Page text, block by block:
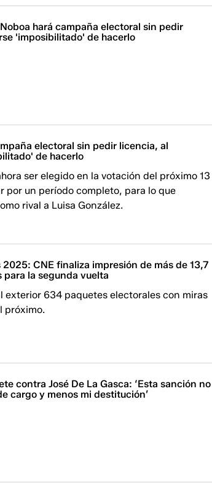
hará campaña electoral sin pedir
'imposibilitado' de hacerlo
electoral sin pedir licencia, al
de hacerlo
ser elegido en la votación del próximo 13
por un período completo, para lo que
rival a Luisa González.
CNE finaliza impresión de más de 13,7
para la segunda vuelta
exterior 634 paquetes electorales con miras
próximo.
contra José De La Gasca: ‘Esta sanción no
cargo y menos mi destitución’